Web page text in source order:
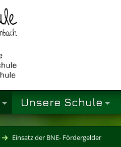
Unsere Schule
Einsatz der BNE- Fördergelder